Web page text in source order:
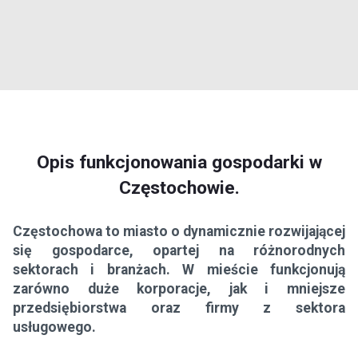
Opis funkcjonowania gospodarki w
Częstochowie.
Częstochowa to miasto o dynamicznie rozwijającej
się gospodarce, opartej na różnorodnych
sektorach i branżach. W mieście funkcjonują
zarówno duże korporacje, jak i mniejsze
przedsiębiorstwa oraz firmy z sektora
usługowego.